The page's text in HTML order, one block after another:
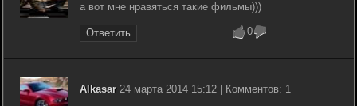
а вот мне нравяться такие фильмы)))
Ответить 0
Alkasar24 марта 2014 15:12 | Комментов: 1